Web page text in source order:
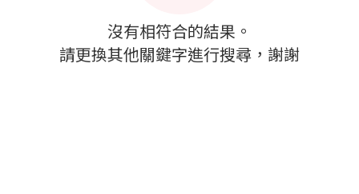
沒有相符合的結果。
請更換其他關鍵字進行搜尋，謝謝